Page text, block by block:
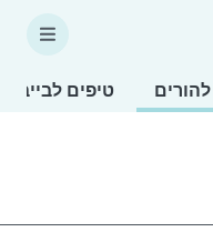
טיפים